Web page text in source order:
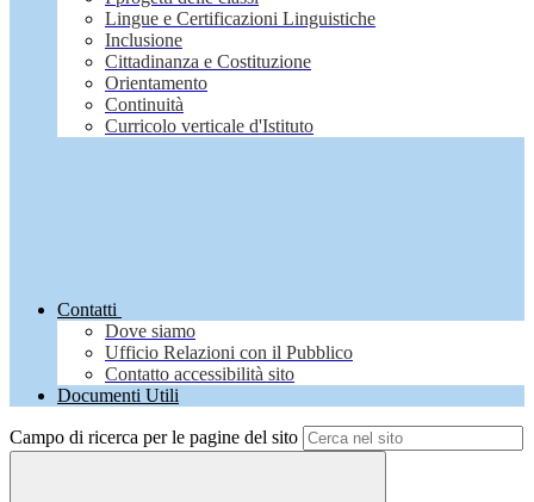
Lingue e Certificazioni Linguistiche
Inclusione
Cittadinanza e Costituzione
Orientamento
Continuità
Curricolo verticale d'Istituto
Contatti
Dove siamo
Ufficio Relazioni con il Pubblico
Contatto accessibilità sito
Documenti Utili
Campo di ricerca per le pagine del sito